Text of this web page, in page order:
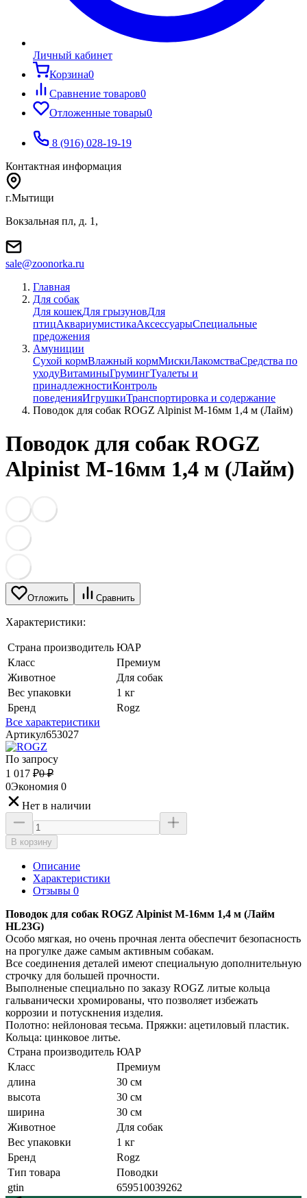
Личный кабинет
Корзина0
Сравнение товаров0
Отложенные товары0
8 (916) 028-19-19
Контактная информация
г.Мытищи
Вокзальная пл, д. 1,
sale@zoonorka.ru
Главная
Для собак
Для кошекДля грызуновДля
птицАквариумистикаАксессуарыСпециальные
предожения
Амуниции
Сухой кормВлажный кормМискиЛакомстваСредства по
уходуВитаминыГрумингТуалеты и
принадлежностиКонтроль
поведенияИгрушкиТранспортировка и содержание
Поводок для собак ROGZ Alpinist M-16мм 1,4 м (Лайм)
Поводок для собак ROGZ
Alpinist M-16мм 1,4 м (Лайм)
Отложить Сравнить
Характеристики:
Страна производитель ЮАР
Класс
Премиум
Животное
Для собак
Вес упаковки
1 кг
Бренд
Rogz
Все характеристики
Артикул653027
По запросу
1 017 ₽0 ₽
0Экономия 0
Нет в наличии
В корзину
Описание
Характеристики
Отзывы 0
Поводок для собак ROGZ Alpinist M-16мм 1,4 м (Лайм
HL23G)
Особо мягкая, но очень прочная лента обеспечит безопасность
на прогулке даже самым активным собакам.
Все соединения деталей имеют специальную дополнительную
строчку для большей прочности.
Выполненые специально по заказу ROGZ литые кольца
гальванически хромированы, что позволяет избежать
коррозии и потускнения изделия.
Полотно: нейлоновая тесьма. Пряжки: ацетиловый пластик.
Кольца: цинковое литье.
Страна производитель ЮАР
Класс
Премиум
длина
30 см
высота
30 см
ширина
30 см
Животное
Для собак
Вес упаковки
1 кг
Бренд
Rogz
Тип товара
Поводки
gtin
659510039262